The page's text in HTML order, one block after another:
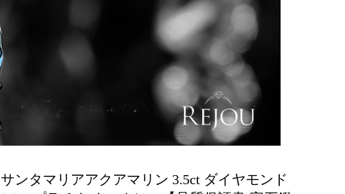
サンタマリアアクアマリン 3.5ct ダイヤモンド